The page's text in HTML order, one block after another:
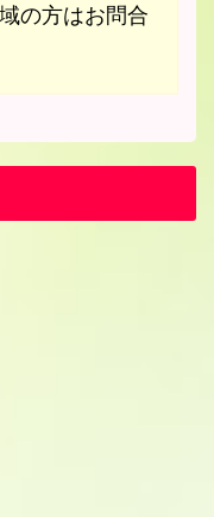
の方はお問合